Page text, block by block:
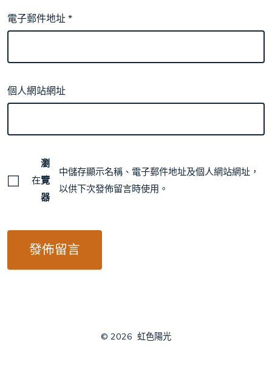
電子郵件地址*
個人網站網址
在
瀏
覽
器
中儲存顯示名稱、電子郵件地址及個人網站網址，
以供下次發佈留言時使用。
© 2026 虹色陽光